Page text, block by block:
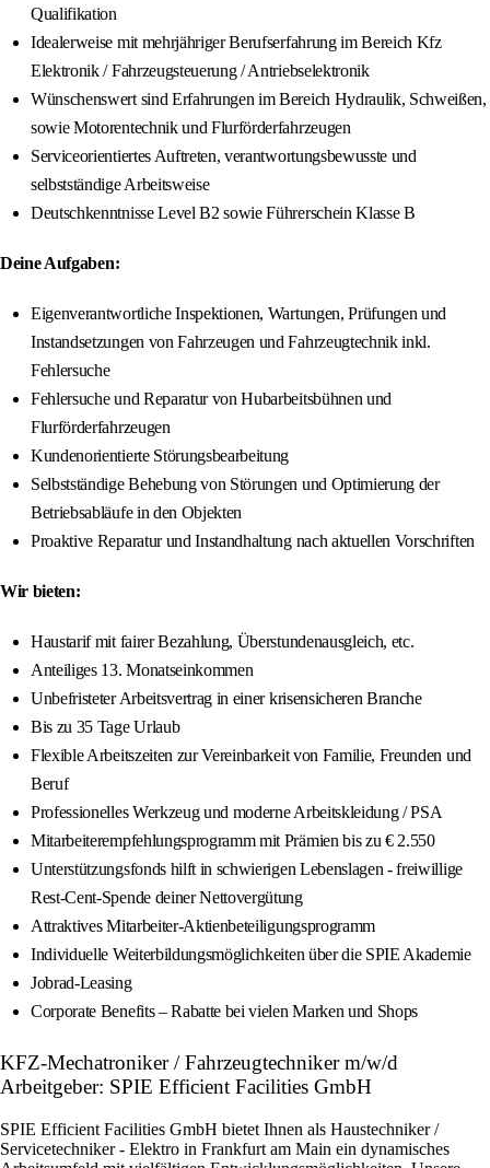
Qualifikation
Idealerweise mit mehrjähriger Berufserfahrung im Bereich Kfz
Elektronik / Fahrzeugsteuerung / Antriebselektronik
Wünschenswert sind Erfahrungen im Bereich Hydraulik, Schweißen,
sowie Motorentechnik und Flurförderfahrzeugen
Serviceorientiertes Auftreten, verantwortungsbewusste und
selbstständige Arbeitsweise
Deutschkenntnisse Level B2 sowie Führerschein Klasse B
Deine Aufgaben:
Eigenverantwortliche Inspektionen, Wartungen, Prüfungen und
Instandsetzungen von Fahrzeugen und Fahrzeugtechnik inkl.
Fehlersuche
Fehlersuche und Reparatur von Hubarbeitsbühnen und
Flurförderfahrzeugen
Kundenorientierte Störungsbearbeitung
Selbstständige Behebung von Störungen und Optimierung der
Betriebsabläufe in den Objekten
Proaktive Reparatur und Instandhaltung nach aktuellen Vorschriften
Wir bieten:
Haustarif mit fairer Bezahlung, Überstundenausgleich, etc.
Anteiliges 13. Monatseinkommen
Unbefristeter Arbeitsvertrag in einer krisensicheren Branche
Bis zu 35 Tage Urlaub
Flexible Arbeitszeiten zur Vereinbarkeit von Familie, Freunden und
Beruf
Professionelles Werkzeug und moderne Arbeitskleidung / PSA
Mitarbeiterempfehlungsprogramm mit Prämien bis zu € 2.550
Unterstützungsfonds hilft in schwierigen Lebenslagen - freiwillige
Rest-Cent-Spende deiner Nettovergütung
Attraktives Mitarbeiter-Aktienbeteiligungsprogramm
Individuelle Weiterbildungsmöglichkeiten über die SPIE Akademie
Jobrad-Leasing
Corporate Benefits – Rabatte bei vielen Marken und Shops
KFZ-Mechatroniker / Fahrzeugtechniker m/w/d
Arbeitgeber: SPIE Efficient Facilities GmbH
SPIE Efficient Facilities GmbH bietet Ihnen als Haustechniker /
Servicetechniker - Elektro in Frankfurt am Main ein dynamisches